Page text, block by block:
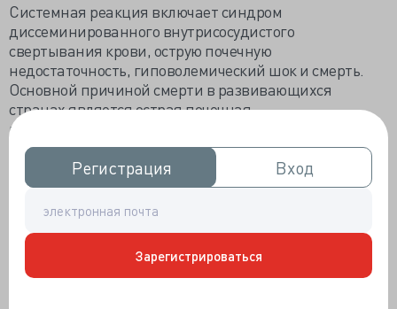
Регистрация
Регистрация Вход
Вход
Зарегистрироваться
Системная реакция включает синдром
диссеминированного внутрисосудистого
свертывания крови, острую почечную
недостаточность, гиповолемический шок и смерть.
Основной причиной смерти в развивающихся
странах является острая почечная
недостаточность. После укуса гадюки до двух недель
могут сохраняться значительная
гипофибриногенемия и тромбоцитопения.
аспидов и некоторых гремучих змей Мохаве
вызывает нейротоксическое поражение с локальным
онемением, болью и отёком, но также могут привести
к параличу черепно-мозговых нервов, параличу